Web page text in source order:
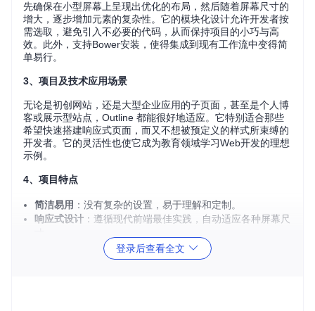
先确保在小型屏幕上呈现出优化的布局，然后随着屏幕尺寸的
增大，逐步增加元素的复杂性。它的模块化设计允许开发者按
需选取，避免引入不必要的代码，从而保持项目的小巧与高
效。此外，支持Bower安装，使得集成到现有工作流中变得简
单易行。
3、项目及技术应用场景
无论是初创网站，还是大型企业应用的子页面，甚至是个人博
客或展示型站点，Outline 都能很好地适应。它特别适合那些
希望快速搭建响应式页面，而又不想被预定义的样式所束缚的
开发者。它的灵活性也使它成为教育领域学习Web开发的理想
示例。
4、项目特点
简洁易用 ：没有复杂的设置，易于理解和定制。
响应式设计 ：遵循现代前端最佳实践，自动适应各种屏幕尺
：选择你需要的部分，无需全部引入，降低了文件大
登录后查看全文